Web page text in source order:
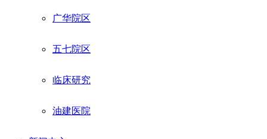
广华院区
五七院区
临床研究
油建医院